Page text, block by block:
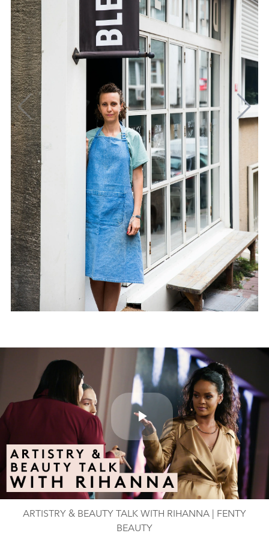
Play
Video
ARTISTRY & BEAUTY TALK WITH RIHANNA | FENTY
BEAUTY